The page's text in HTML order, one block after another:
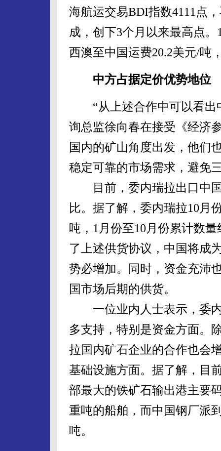
海航运交易BDI指数4111点
成，创下3个月以来最高点
西澳至中国运费20.2美元/吨
中方占据定价优势地位
“从上述合作中可以看出
询总监徐向春在接受《经济
国内的矿山角度出发，他们
稳定可靠的市场需求，避免
目前，委内瑞拉出口中国
比。据了解，委内瑞拉10月
吨，1月份至10月份累计数
了上述供货协议，中国将成
势必增加。同时，资金充沛
国市场后期的供货。
一位业内人士表示，委内
多支持，特别是资金方面。
拉国内矿石企业的合作也会
基础设施方面。据了解，目
部最大的铁矿石输出港主要
重吨的船舶，而中国钢厂派
吨。